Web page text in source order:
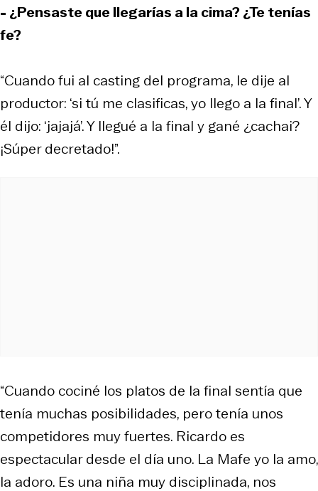
- ¿Pensaste que llegarías a la cima? ¿Te tenías
fe?
“Cuando fui al casting del programa, le dije al
productor: ‘si tú me clasificas, yo llego a la final’. Y
él dijo: ‘jajajá’. Y llegué a la final y gané ¿cachai?
¡Súper decretado!”.
“Cuando cociné los platos de la final sentía que
tenía muchas posibilidades, pero tenía unos
competidores muy fuertes. Ricardo es
espectacular desde el día uno. La Mafe yo la amo,
la adoro. Es una niña muy disciplinada, nos